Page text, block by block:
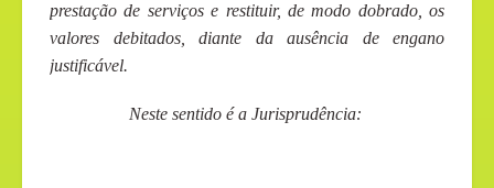
prestação de serviços e restituir, de modo dobrado, os
valores debitados, diante da ausência de engano
justificável.
Neste sentido é a Jurisprudência: